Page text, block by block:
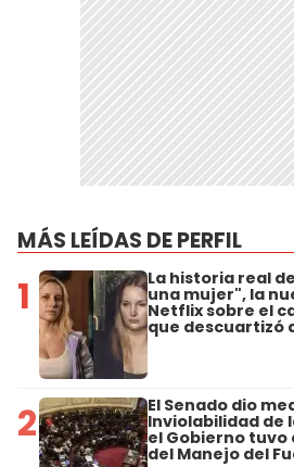
MÁS LEÍDAS DE PERFIL
1 La historia real
una mujer", la
Netflix sobre el
que descuartizó
2 El Senado dio
Inviolabilidad de
el Gobierno tuvo
del Manejo del